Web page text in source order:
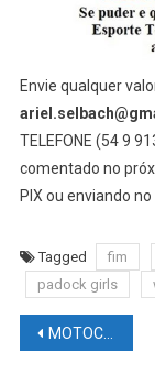
Envie qualquer
TELEFONE (54 9
comentado no
PIX ou enviando
Tagged fim
padock girls
MOTOCICLISMO NEWS – MOTOGP: Valência é o fim da Max Racing de Max Biaggi na Moto3, o que vem a seguir?